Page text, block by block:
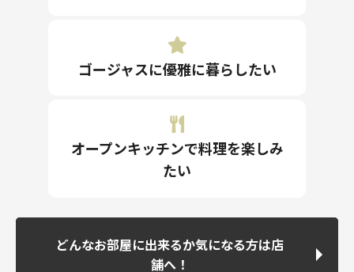
ゴージャスに優雅に暮らしたい
オープンキッチンで料理を楽しみ
たい
どんなお部屋に出来るか気になる方は店
舗へ！